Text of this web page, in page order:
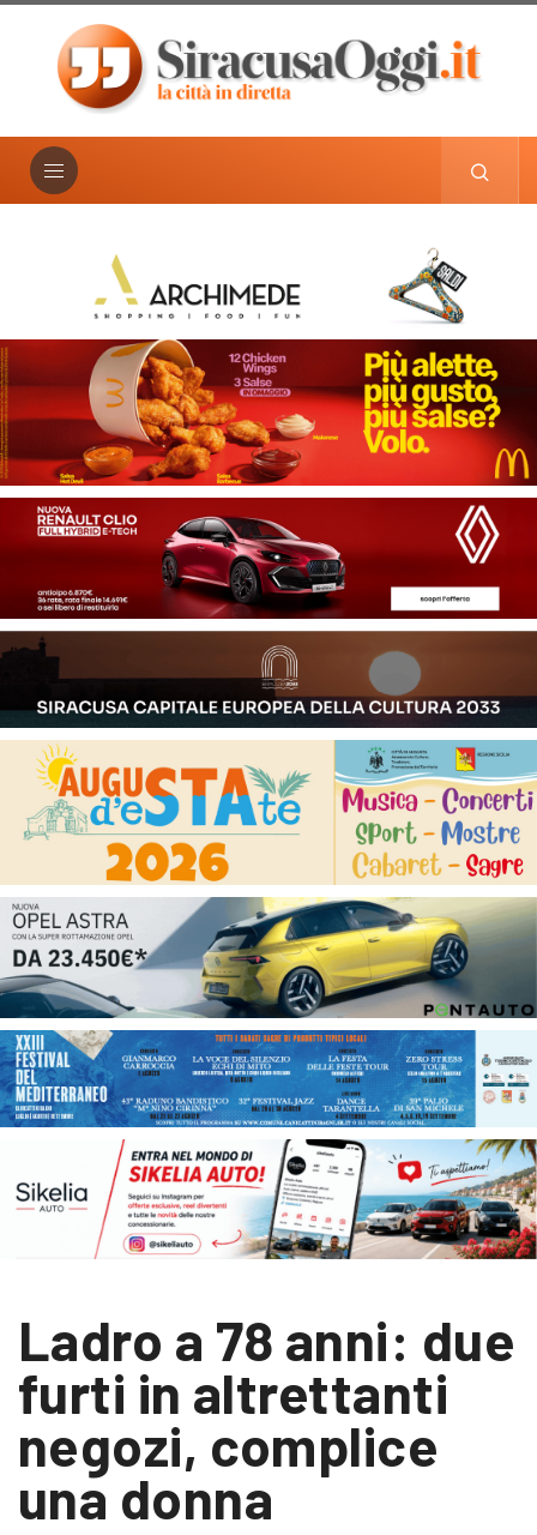
Ladro a 78 anni: due
furti in altrettanti
negozi, complice
una donna